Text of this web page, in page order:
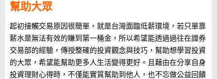
幫助大眾
起初接觸交易原因很簡單，就是台灣面臨低薪環境，若只單靠
薪水是無法有效的賺到第一桶金，所以希望能透過過往在證券
交易部的經驗，傳授整確的投資觀念與技巧，幫助想學習投資
的大眾，希望能幫助更多人生活變得更好。且藉由在分享自身
投資理財心得時，不僅能實質幫助到他人，也不忘做公益回饋